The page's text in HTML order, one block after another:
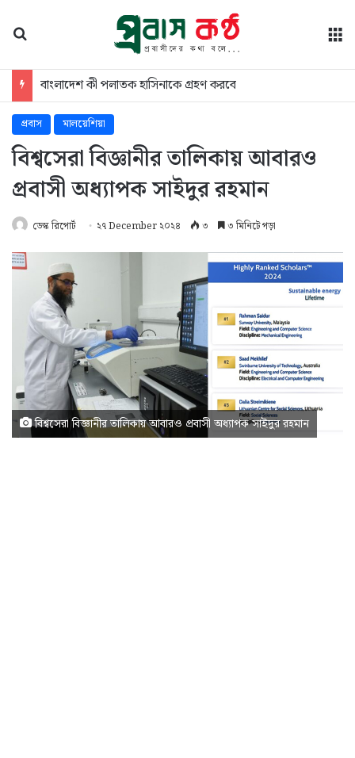
বাংলাদেশ কী পলাতক হাসিনাকে গ্রহণ করবে
প্রবাস মালয়েশিয়া
বিশ্বসেরা বিজ্ঞানীর তালিকায় আবারও
প্রবাসী অধ্যাপক সাইদুর রহমান
ডেস্ক রিপোর্ট ২৭ December ২০২৪ ৩ ৩ মিনিটে পড়া
বিশ্বসেরা বিজ্ঞানীর তালিকায় আবারও প্রবাসী অধ্যাপক সাইদুর রহমান